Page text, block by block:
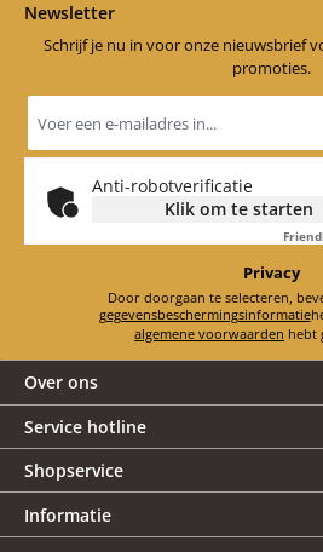
Newsletter
Schrijf je nu in voor onze nieuwsbrief
promoties.
mailadres
*
Anti-robotverificatie
Klik om te starten
Privacy
gegevensbeschermingsinformatie
algemene voorwaarden hebt
Over ons
Service hotline
Shopservice
Informatie